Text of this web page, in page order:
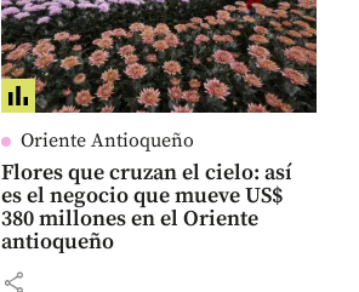
Oriente Antioqueño
Flores que cruzan el cielo: así
es el negocio que mueve US$
380 millones en el Oriente
antioqueño
share